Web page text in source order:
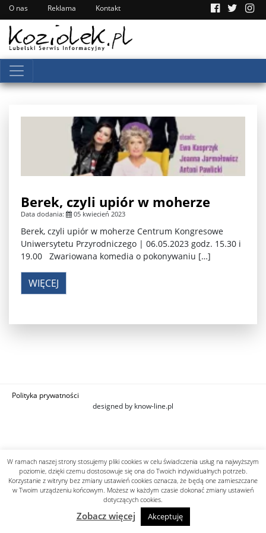
O nas Reklama Kontakt
Berek, czyli upiór w moherze
Data dodania: 05 kwiecień 2023
Berek, czyli upiór w moherze Centrum Kongresowe
Uniwersytetu Przyrodniczego | 06.05.2023 godz. 15.30 i
19.00 Zwariowana komedia o pokonywaniu […]
WIĘCEJ
Polityka prywatności
designed by know-line.pl
W ramach naszej strony stosujemy pliki cookies w celu świadczenia usług na najwyższym
poziomie, dzięki czemu dostosowuje się ona do Twoich indywidualnych potrzeb.
Korzystanie z witryny bez zmiany ustawień cookies oznacza, że będą one zamieszczane
w Twoim urządzeniu końcowym. Możesz w każdym czasie dokonać zmiany ustawień
dotyczących cookies.
Zobacz więcej Akceptuję